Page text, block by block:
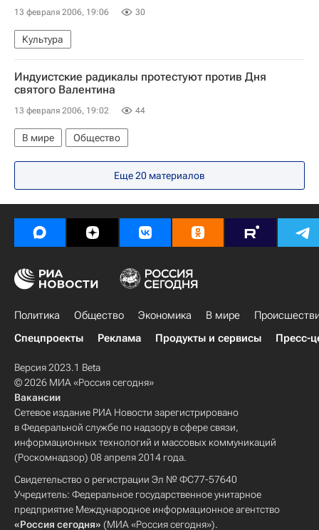
13 февраля 2006, 19:06 30
Культура
Индуистские радикалы протестуют против Дня
святого Валентина
13 февраля 2006, 19:02 44
В мире Общество
Еще 20 материалов
Политика Общество Экономика В мире
Спецпроекты
Реклама Продукты и сервисы Пресс-
Версия 2023.1 Beta
© 2026 МИА «Россия сегодня»
Вакансии
Сетевое издание РИА Новости зарегистрировано
в Федеральной службе по надзору в сфере связи,
информационных технологий и массовых коммуникаций
(Роскомнадзор) 08 апреля 2014 года.
Свидетельство о регистрации Эл № ФС77-57640
Учредитель: Федеральное государственное унитарное
предприятие Международное информационное агентство
«Россия сегодня» (МИА «Россия сегодня»).